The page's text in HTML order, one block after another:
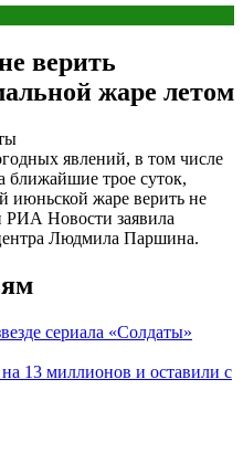
верить
жаре летом
явлений, в том числе
ближайшие трое суток,
июньской жаре верить не
РИА Новости заявила
Людмила Паршина.
сериала «Солдаты»
13 миллионов и оставили с